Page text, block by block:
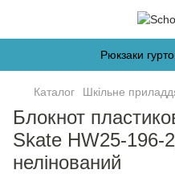
Рюкзаки
Каталог Шкільне
Блокнот
Skate HW25-196-
нелінований